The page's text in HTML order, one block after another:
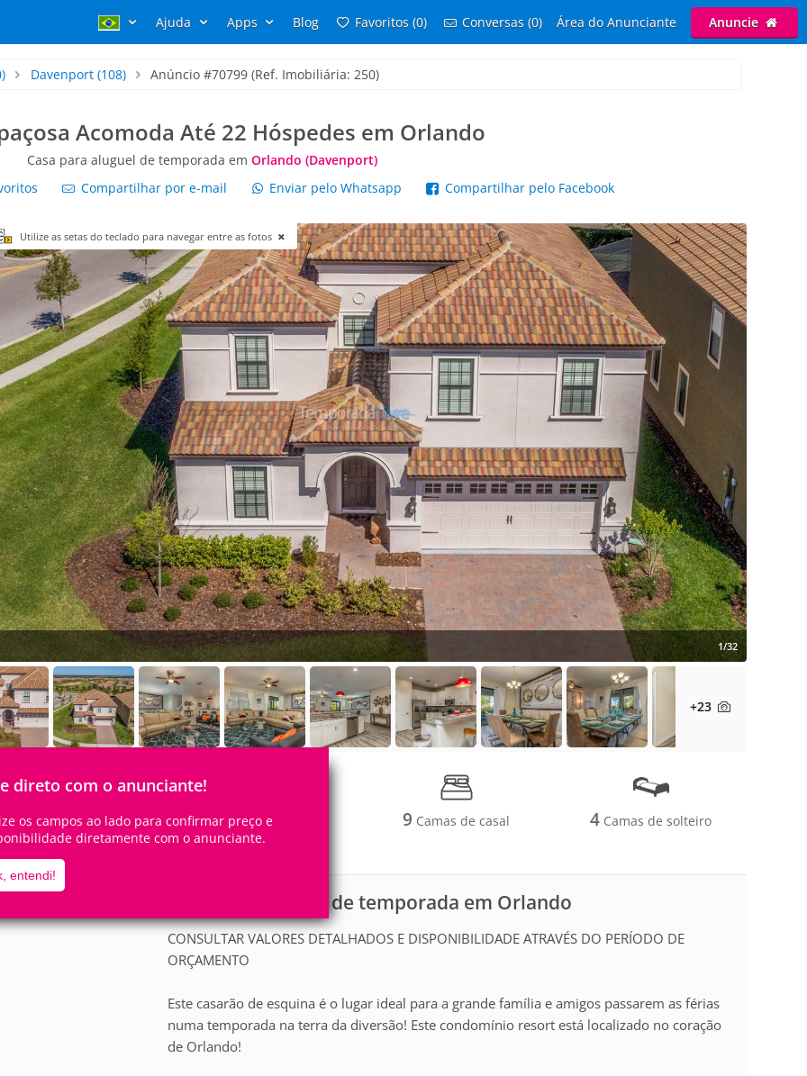
Ajuda Apps Blog Favoritos (0) Conversas (0) Área do Anunciante Anuncie
Davenport(108) Anúncio #70799 (Ref. Imobiliária: 250)
Acomoda Até 22 Hóspedes em Orlando
Casa para aluguel de temporada em Orlando (Davenport)
Compartilhar por e-mail Enviar pelo Whatsapp Compartilhar pelo Facebook
direto com o anunciante!
os campos ao lado para confirmar preço e
diretamente com o anunciante.
entendi!
Utilize as setas do teclado para navegar entre as fotos
1/32
+23
20+Pessoas 9Quartos
0Suítes
9 Camas de casal 4 Camas de solteiro
Casa para aluguel de temporada em Orlando
CONSULTAR VALORES DETALHADOS E DISPONIBILIDADE ATRAVÉS DO PERÍODO DE
ORÇAMENTO
Este casarão de esquina é o lugar ideal para a grande família e amigos passarem as férias
numa temporada na terra da diversão! Este condomínio resort está localizado no coração
de Orlando!